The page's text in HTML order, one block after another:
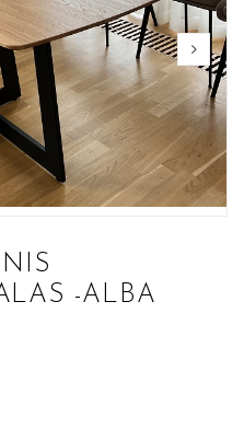
-ALBA